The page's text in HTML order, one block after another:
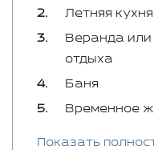
Летняя
Веранда или
отдыха
Баня
Временное
Показать